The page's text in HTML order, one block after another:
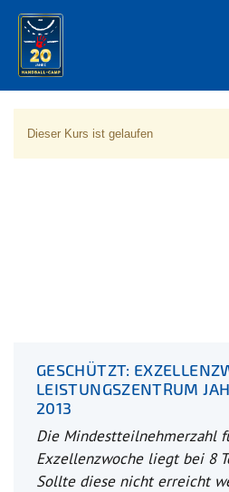
Dieser Kurs ist gelaufen
GESCHÜTZT:
LEISTUNGSZENTRUM
2013
Die Mindestteilnehmerzahl
Exzellenzwoche liegt bei 8
Sollte diese nicht erreicht